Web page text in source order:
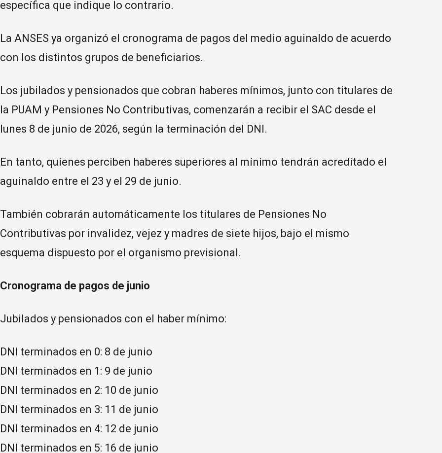
específica que indique lo contrario.
La ANSES ya organizó el cronograma de pagos del medio aguinaldo de acuerdo
con los distintos grupos de beneficiarios.
Los jubilados y pensionados que cobran haberes mínimos, junto con titulares de
la PUAM y Pensiones No Contributivas, comenzarán a recibir el SAC desde el
lunes 8 de junio de 2026, según la terminación del DNI.
En tanto, quienes perciben haberes superiores al mínimo tendrán acreditado el
aguinaldo entre el 23 y el 29 de junio.
También cobrarán automáticamente los titulares de Pensiones No
Contributivas por invalidez, vejez y madres de siete hijos, bajo el mismo
esquema dispuesto por el organismo previsional.
Cronograma de pagos de junio
Jubilados y pensionados con el haber mínimo:
DNI terminados en 0: 8 de junio
DNI terminados en 1: 9 de junio
DNI terminados en 2: 10 de junio
DNI terminados en 3: 11 de junio
DNI terminados en 4: 12 de junio
DNI terminados en 5: 16 de junio